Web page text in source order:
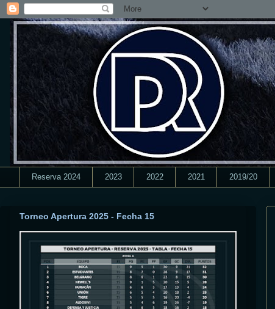
Reserva 2024 2023 2022 2021 2019/20
Torneo Apertura 2025 - Fecha 15